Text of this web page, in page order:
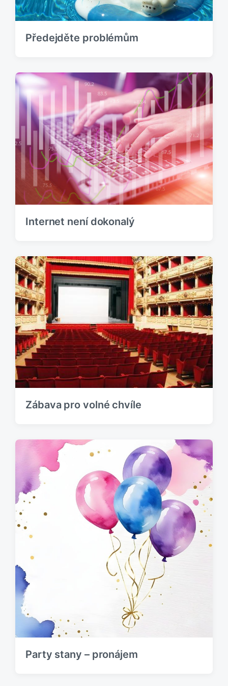
Předejděte problémům
Internet není dokonalý
Zábava pro volné chvíle
Party stany – pronájem